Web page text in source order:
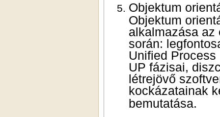
Objektum
alkalmazása az
során:
Unified
UP fázisai,
létrejövő
kockázatainak
bemutatása.